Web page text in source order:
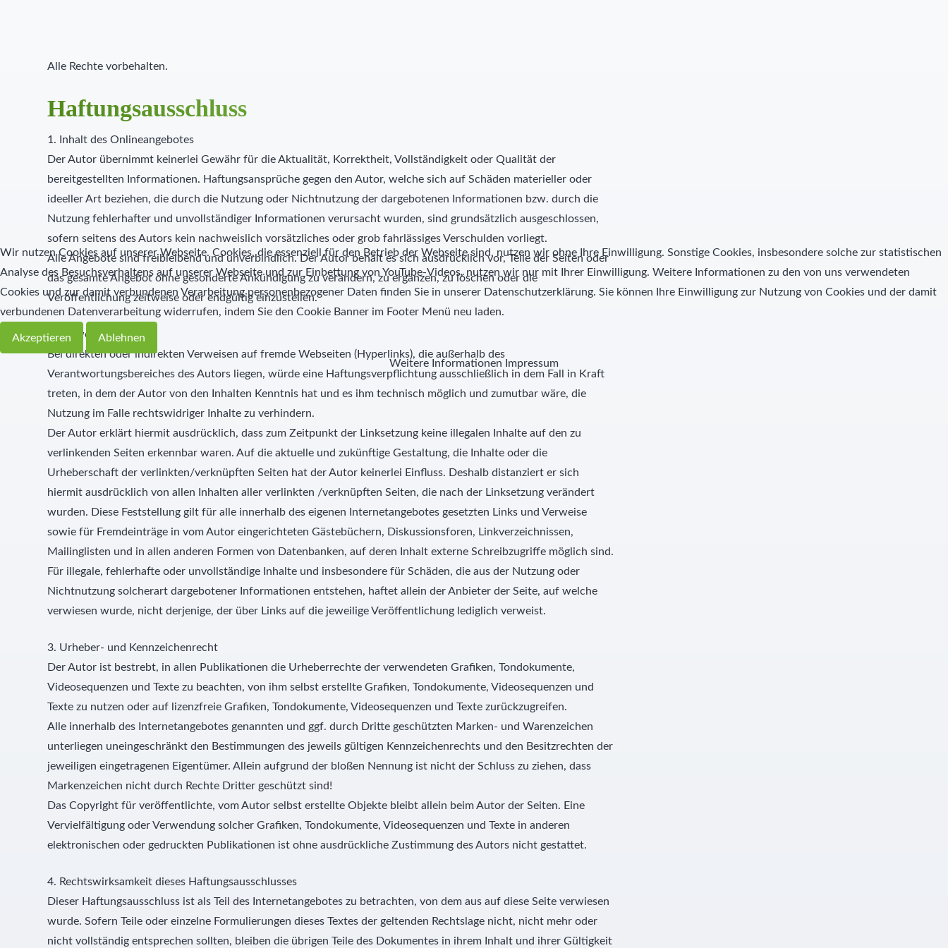
Alle Rechte vorbehalten.
Haftungsausschluss
1. Inhalt des Onlineangebotes
Der Autor übernimmt keinerlei Gewähr für die Aktualität, Korrektheit, Vollständigkeit oder Qualität der
bereitgestellten Informationen. Haftungsansprüche gegen den Autor, welche sich auf Schäden materieller oder
ideeller Art beziehen, die durch die Nutzung oder Nichtnutzung der dargebotenen Informationen bzw. durch die
Nutzung fehlerhafter und unvollständiger Informationen verursacht wurden, sind grundsätzlich ausgeschlossen,
sofern seitens des Autors kein nachweislich vorsätzliches oder grob fahrlässiges Verschulden vorliegt.
Alle Angebote sind freibleibend und unverbindlich. Der Autor behält es sich ausdrücklich vor, Teile der Seiten oder
das gesamte Angebot ohne gesonderte Ankündigung zu verändern, zu ergänzen, zu löschen oder die
Veröffentlichung zeitweise oder endgültig einzustellen.
2. Verweise und Links
Bei direkten oder indirekten Verweisen auf fremde Webseiten (Hyperlinks), die außerhalb des
Verantwortungsbereiches des Autors liegen, würde eine Haftungsverpflichtung ausschließlich in dem Fall in Kraft
treten, in dem der Autor von den Inhalten Kenntnis hat und es ihm technisch möglich und zumutbar wäre, die
Nutzung im Falle rechtswidriger Inhalte zu verhindern.
Der Autor erklärt hiermit ausdrücklich, dass zum Zeitpunkt der Linksetzung keine illegalen Inhalte auf den zu
verlinkenden Seiten erkennbar waren. Auf die aktuelle und zukünftige Gestaltung, die Inhalte oder die
Urheberschaft der verlinkten/verknüpften Seiten hat der Autor keinerlei Einfluss. Deshalb distanziert er sich
hiermit ausdrücklich von allen Inhalten aller verlinkten /verknüpften Seiten, die nach der Linksetzung verändert
wurden. Diese Feststellung gilt für alle innerhalb des eigenen Internetangebotes gesetzten Links und Verweise
sowie für Fremdeinträge in vom Autor eingerichteten Gästebüchern, Diskussionsforen, Linkverzeichnissen,
Mailinglisten und in allen anderen Formen von Datenbanken, auf deren Inhalt externe Schreibzugriffe möglich sind.
Für illegale, fehlerhafte oder unvollständige Inhalte und insbesondere für Schäden, die aus der Nutzung oder
Nichtnutzung solcherart dargebotener Informationen entstehen, haftet allein der Anbieter der Seite, auf welche
verwiesen wurde, nicht derjenige, der über Links auf die jeweilige Veröffentlichung lediglich verweist.
3. Urheber- und Kennzeichenrecht
Der Autor ist bestrebt, in allen Publikationen die Urheberrechte der verwendeten Grafiken, Tondokumente,
Videosequenzen und Texte zu beachten, von ihm selbst erstellte Grafiken, Tondokumente, Videosequenzen und
Texte zu nutzen oder auf lizenzfreie Grafiken, Tondokumente, Videosequenzen und Texte zurückzugreifen.
Alle innerhalb des Internetangebotes genannten und ggf. durch Dritte geschützten Marken- und Warenzeichen
unterliegen uneingeschränkt den Bestimmungen des jeweils gültigen Kennzeichenrechts und den Besitzrechten der
jeweiligen eingetragenen Eigentümer. Allein aufgrund der bloßen Nennung ist nicht der Schluss zu ziehen, dass
Markenzeichen nicht durch Rechte Dritter geschützt sind!
Das Copyright für veröffentlichte, vom Autor selbst erstellte Objekte bleibt allein beim Autor der Seiten. Eine
Vervielfältigung oder Verwendung solcher Grafiken, Tondokumente, Videosequenzen und Texte in anderen
elektronischen oder gedruckten Publikationen ist ohne ausdrückliche Zustimmung des Autors nicht gestattet.
4. Rechtswirksamkeit dieses Haftungsausschlusses
Dieser Haftungsausschluss ist als Teil des Internetangebotes zu betrachten, von dem aus auf diese Seite verwiesen
wurde. Sofern Teile oder einzelne Formulierungen dieses Textes der geltenden Rechtslage nicht, nicht mehr oder
nicht vollständig entsprechen sollten, bleiben die übrigen Teile des Dokumentes in ihrem Inhalt und ihrer Gültigkeit
Wir nutzen Cookies auf unserer Webseite. Cookies, die essenziell für den Betrieb der Webseite sind, nutzen wir ohne Ihre Einwilligung. Sonstige Cookies, insbesondere solche zur statistischen
Analyse des Besuchsverhaltens auf unserer Webseite und zur Einbettung von YouTube-Videos, nutzen wir nur mit Ihrer Einwilligung. Weitere Informationen zu den von uns verwendeten
Cookies und zur damit verbundenen Verarbeitung personenbezogener Daten finden Sie in unserer Datenschutzerklärung. Sie können Ihre Einwilligung zur Nutzung von Cookies und der damit
verbundenen Datenverarbeitung widerrufen, indem Sie den Cookie Banner im Footer Menü neu laden.
Akzeptieren Ablehnen
Weitere Informationen Impressum